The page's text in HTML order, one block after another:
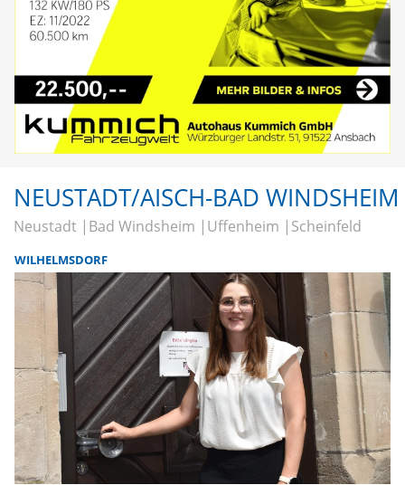
NEUSTADT/AISCH-BAD WINDSHEIM
Neustadt Bad Windsheim Uffenheim Scheinfeld
WILHELMSDORF